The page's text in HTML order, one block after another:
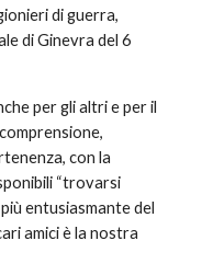
di guerra,
di Ginevra del 6
per gli altri e per il
con la
“trovarsi
entusiasmante del
amici è la nostra